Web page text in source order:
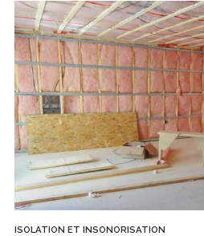
ISOLATION ET INSONORISATION